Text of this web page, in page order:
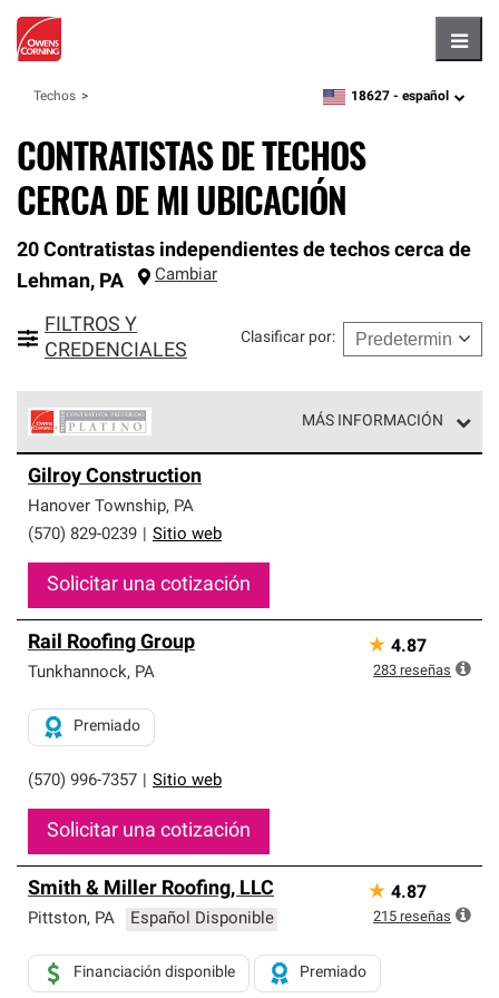
Techos zipcode,language
18627 - español
CONTRATISTAS DE TECHOS
CERCA DE MI UBICACIÓN
20 Contratistas independientes de techos cerca de
Lehman, PA Cambiar
FILTROS Y
CREDENCIALES
Clasificar por:
MÁS INFORMACIÓN
Corning constituyen el nivel superior de nuestra red
exclusiva y cumplen con estándares estrictos de
profesionalismo, confiabilidad y destreza incomparable.
Solo ellos pueden ofrecer nuestra mejor garantía de
sistemas de techos.
Gilroy Construction
Hanover Township, PA
(570) 829-0239
Sitio web
Solicitar una cotización
Rail Roofing Group
Tunkhannock, PA
(570) 996-7357 Sitio web
Premiado
Solicitar una cotización
★ 4.87
283 reseñas
Smith & Miller Roofing, LLC
Pittston, PA Español Disponible
Financiación disponible Premiado
★ 4.87
215 reseñas